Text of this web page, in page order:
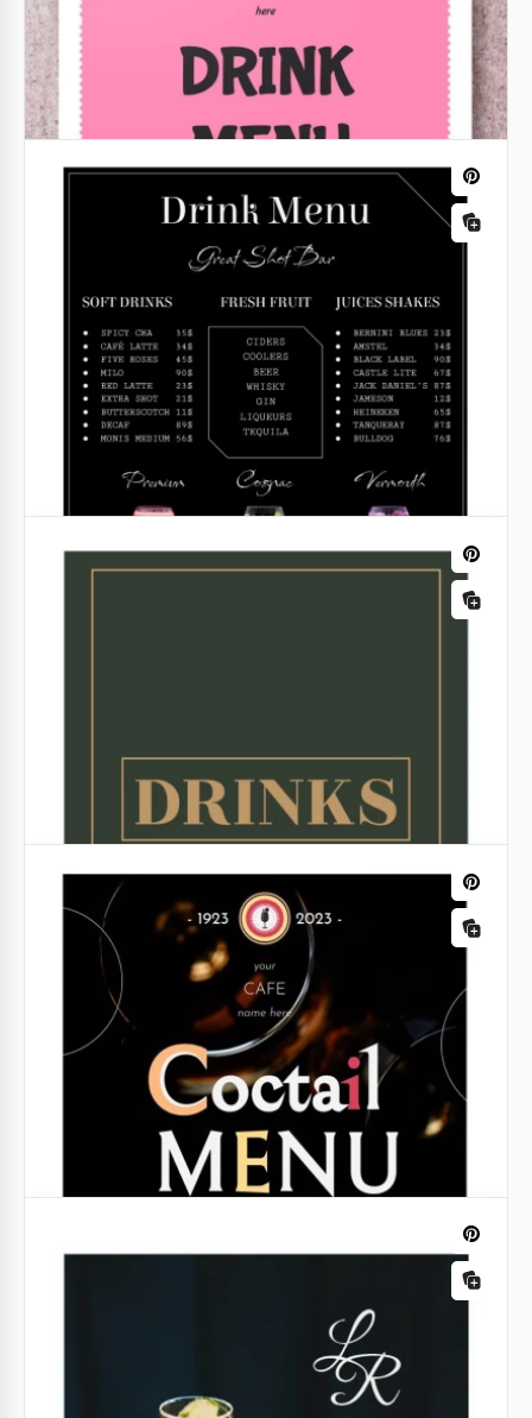
Préparez-vous l'ouverture d'un nouveau restaurant
et choisissez-vous un design pour le menu du bar ?
Alors nous vous ferons volontiers gagner du temps
et de l'argent.
Google Slides
Menu des cocktails illustré
Voulez-vous concevoir un nouveau menu de
cocktails et de bar dans votre restaurant, café ou
Menu des boissons roses
Laissez-nous vous montrer le menu des boissons le
plus mignon que vous ayez jamais vu.
Google Docs
Menu du restaurant Black Drinks
Si vous ne voulez pas engager un graphiste cher
pour refaire le menu des boissons de votre
restaurant, alors nous avons une excellente
nouvelle!